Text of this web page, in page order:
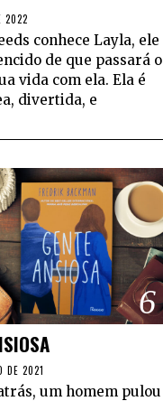
2022
conhece Layla, ele
de que passará o
vida com ela. Ela é
divertida, e
6
DE 2021
um homem pulou